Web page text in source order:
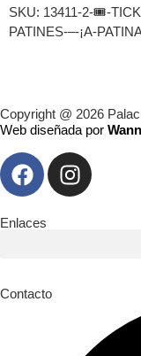
SKU: 13411-2-🎟️-
PATINES-–-¡A-
Copyright @ 2026
Web diseñada por
Enlaces
Contacto